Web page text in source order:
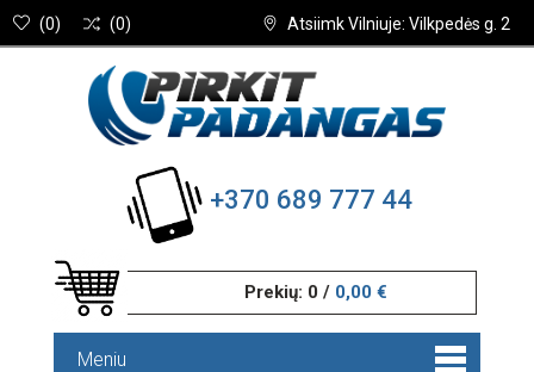
Atsiimk Vilniuje: Vilkpedės g. 2
(0) (0)
+370 689 777 44
Prekių: 0 / 0,00 €
Meniu